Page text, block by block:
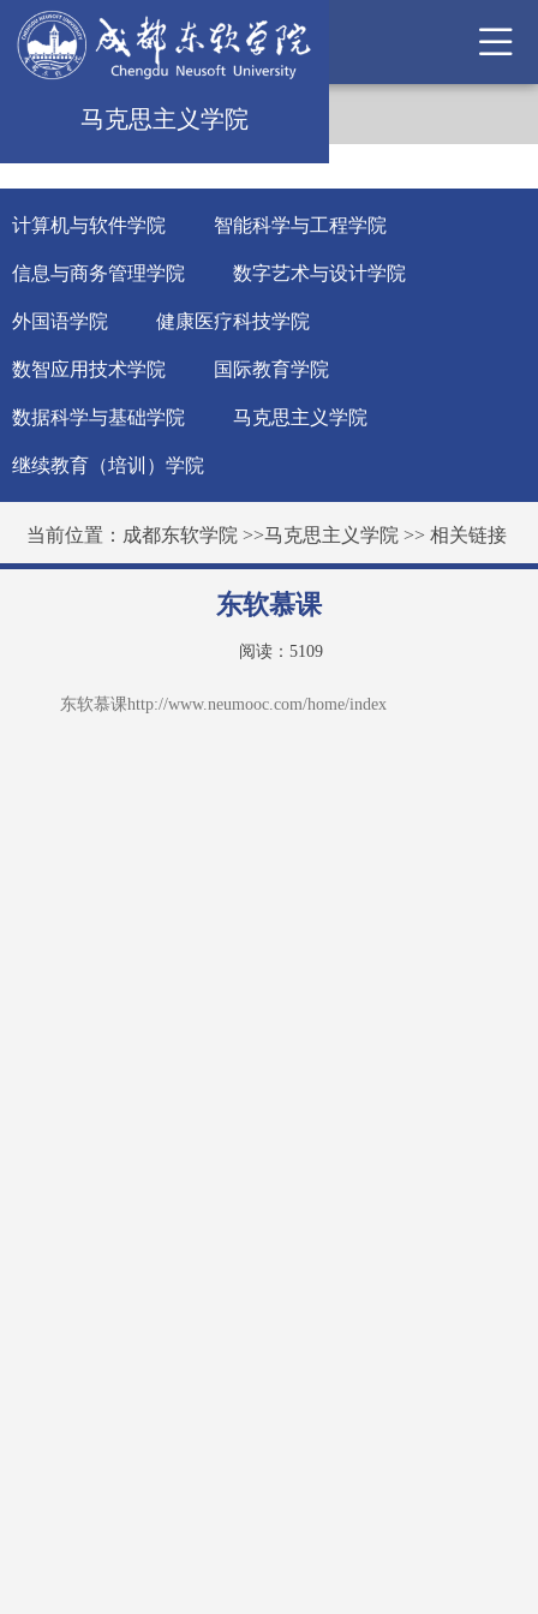
马克思主义学院
计算机与软件学院 智能科学与工程学院
信息与商务管理学院 数字艺术与设计学院
外国语学院 健康医疗科技学院
数智应用技术学院 国际教育学院
数据科学与基础学院 马克思主义学院
继续教育（培训）学院
当前位置： 成都东软学院 >>马克思主义学院 >>相关链接
东软慕课
阅读： 5109
东软慕课http://www.neumooc.com/home/index